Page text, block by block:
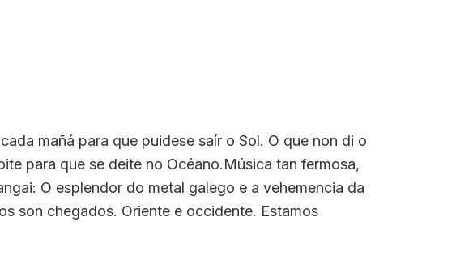
mañá para que puidese saír o Sol. O que non di o
para que se deite no Océano.Música tan fermosa,
O esplendor do metal galego e a vehemencia da
son chegados. Oriente e occidente. Estamos